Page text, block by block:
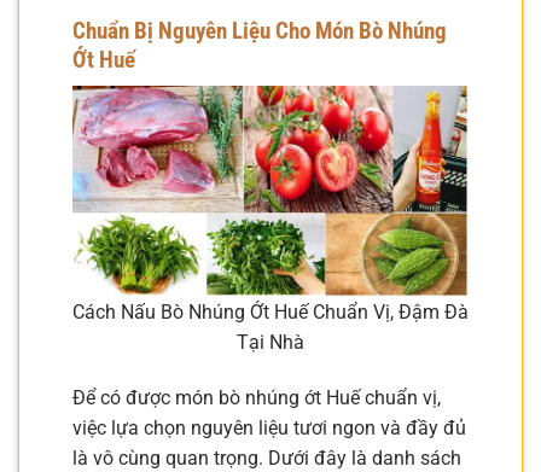
Chuẩn Bị Nguyên Liệu Cho Món Bò Nhúng
Ớt Huế
Cách Nấu Bò Nhúng Ớt Huế Chuẩn Vị, Đậm Đà
Tại Nhà
Để có được món bò nhúng ớt Huế chuẩn vị,
việc lựa chọn nguyên liệu tươi ngon và đầy đủ
là vô cùng quan trọng. Dưới đây là danh sách